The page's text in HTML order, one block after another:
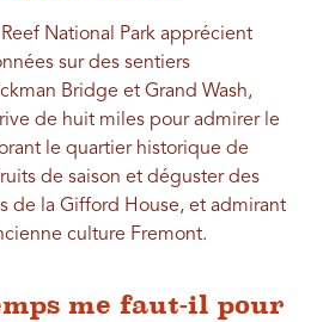
National Park apprécient
sur des sentiers
Bridge et Grand Wash,
de huit miles pour admirer le
le quartier historique de
de saison et déguster des
de la Gifford House, et admirant
culture Fremont.
me faut-il pour